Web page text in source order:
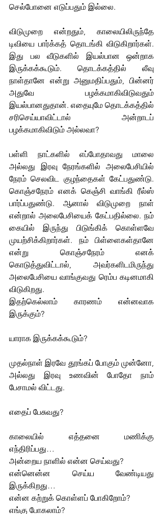
செல்போனை எடுப்பதும் இல்லை.
விடுமுறை என்றதும், காலையிலிருந்தே
டிவியை பார்க்கத் தொடங்கி விடுகிறார்கள்.
இது பல வீடுகளில் இயல்பான ஒன்றாக
இருக்கக்கூடும். தொடக்கத்தில் லீவு
நாள்தானே என்று அனுமதிப்பதும், பின்னர்
அதுவே பழக்கமாகிவிடுவதும்
இயல்பானதுதான். எதையுமே தொடக்கத்தில்
சரிசெய்யாவிட்டால் அன்றாடப்
பழக்கமாகிவிடும் அல்லவா?
பள்ளி நாட்களில் எப்போதாவது மாலை
அல்லது இரவு நேரங்களில் அலைபேசியில்
நேரம் செலவிட குழந்தைகள் கேட்பதுண்டு.
கொஞ்சநேரம் எனக் கெஞ்சி வாங்கி ரீல்ஸ்
பார்ப்பதுண்டு. ஆனால் விடுமுறை நாள்
என்றால் அலைபேசியைக் கேட்பதில்லை. நம்
கையில் இருந்து பிடுங்கிக் கொள்ளவே
முயற்சிக்கிறார்கள். நம் பிள்ளைகள்தானே
என்று கொஞ்சநேரம் எனக்
கொடுத்துவிட்டால், அவர்களிடமிருந்து
அலைபேசியை வாங்குவது ரெம்ப கடினமாகி
விடுகிறது.
இதற்கெல்லாம் காரணம் என்னவாக
இருக்கும்?
யாராக இருக்கக்கூடும்?
முதல்நாள் இரவே தூங்கப் போகும் முன்னோ,
அல்லது இரவு உணவின் போதோ நாம்
பேசாமல் விட்டது.
எதைப் பேசுவது?
காலையில் எத்தனை மணிக்கு
எந்திரிப்பது…
அன்றைய நாளில் என்ன செய்வது?
என்னென்ன செய்ய வேண்டியது
இருக்கிறது…
என்ன கற்றுக் கொள்ளப் போகிறோம்?
எங்கு போகலாம்?